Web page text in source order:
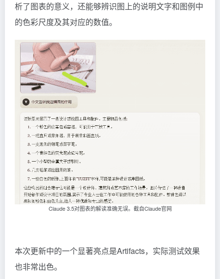
析了图表的意义，还能够辨识图上的说明文字和图例中
的色彩尺度及其对应的数值。
Claude3.5对图表的解读准确无误。截自Claude官网
本次更新中的一个显著亮点是Artifacts，实际测试效果
也非常出色。